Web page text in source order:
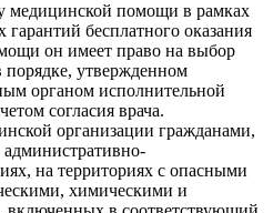
медицинской помощи в рамках
бесплатного оказания
он имеет право на выбор
утвержденном
органом исполнительной
согласия врача.
организации гражданами,
на территориях с опасными
химическими и